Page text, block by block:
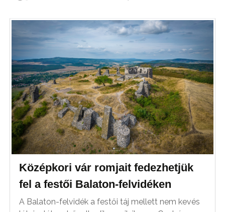
Középkori vár romjait fedezhetjük
fel a festői Balaton-felvidéken
A Balaton-felvidék a festői táj mellett nem kevés